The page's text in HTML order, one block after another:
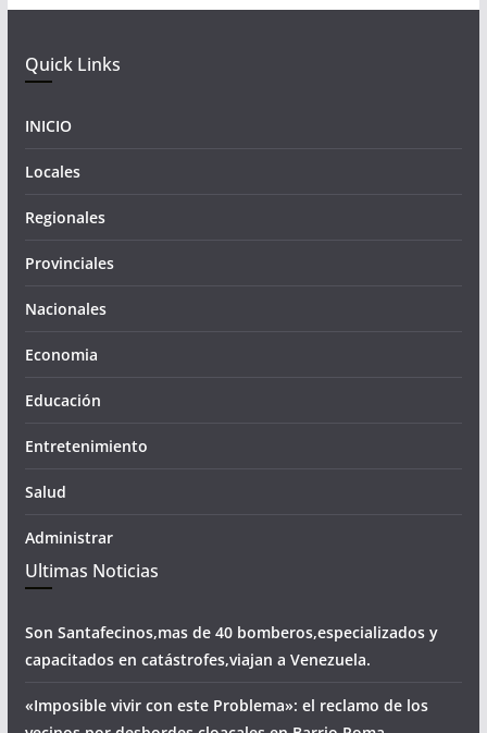
Quick Links
INICIO
Locales
Regionales
Provinciales
Nacionales
Economia
Educación
Entretenimiento
Salud
Administrar
Ultimas Noticias
Son Santafecinos,mas de 40 bomberos,especializados y
capacitados en catástrofes,viajan a Venezuela.
«Imposible vivir con este Problema»: el reclamo de los